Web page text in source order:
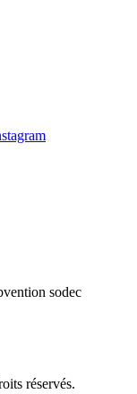
réservés.